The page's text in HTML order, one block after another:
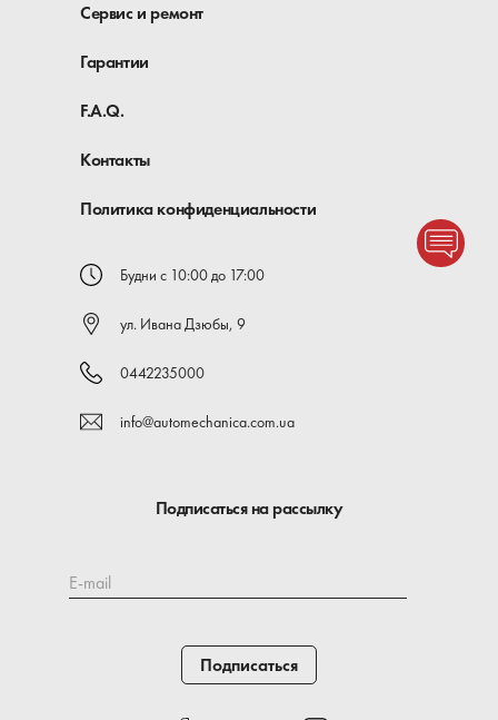
Сервис и ремонт
Гарантии
F.A.Q.
Контакты
Политика конфиденциальности
Будни с 10:00 до 17:00
ул. Ивана Дзюбы, 9
0442235000
info@automechanica.com.ua
Подписаться на рассылку
E-mail
Подписаться